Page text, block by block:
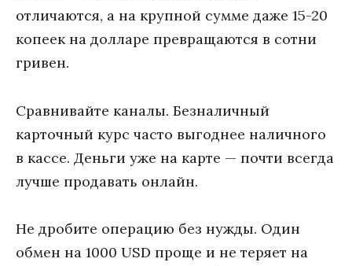
отличаются, а на крупной сумме даже 15-20
копеек на долларе превращаются в сотни
гривен.
Сравнивайте каналы. Безналичный
карточный курс часто выгоднее наличного
в кассе. Деньги уже на карте — почти всегда
лучше продавать онлайн.
Не дробите операцию без нужды. Один
обмен на 1000 USD проще и не теряет на